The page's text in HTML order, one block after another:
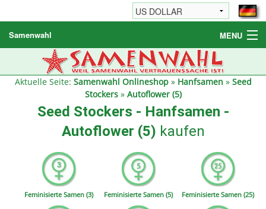
Samenwahl MENU
Hanfsamen
Weitere Produkte
Aktuelle Seite: Samenwahl Onlineshop» Hanfsamen » Seed
Stockers» Autoflower (5)
Seed Stockers - Hanfsamen -
Autoflower (5) kaufen
Feminisierte Samen (3) Feminisierte Samen (5) Feminisierte Samen (25)